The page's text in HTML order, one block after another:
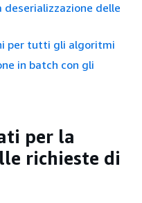
deserializzazione delle
per tutti gli algoritmi
in batch con gli
per la
richieste di